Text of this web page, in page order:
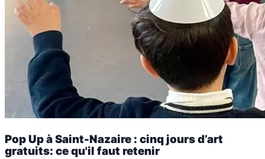
Pop Up à Saint-Nazaire : cinq jours d’art
gratuits: ce qu'il faut retenir